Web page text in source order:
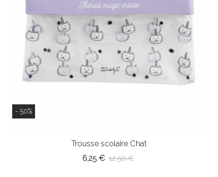
- 50%
Trousse scolaire Chat
6,25 € 12,50 €